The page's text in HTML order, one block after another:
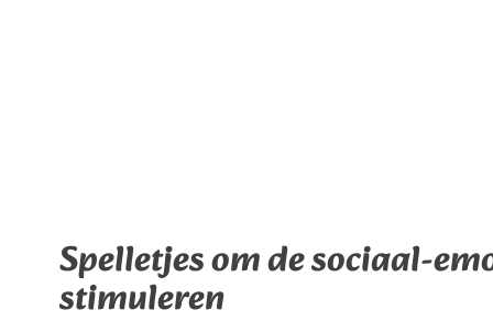
Spelletjes om de sociaal-
stimuleren